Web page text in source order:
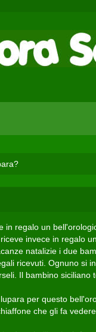
in regalo un
invece in regalo
natalizie i due
ricevuti. Ognuno si
Il bambino siciliano
per questo
che gli fa